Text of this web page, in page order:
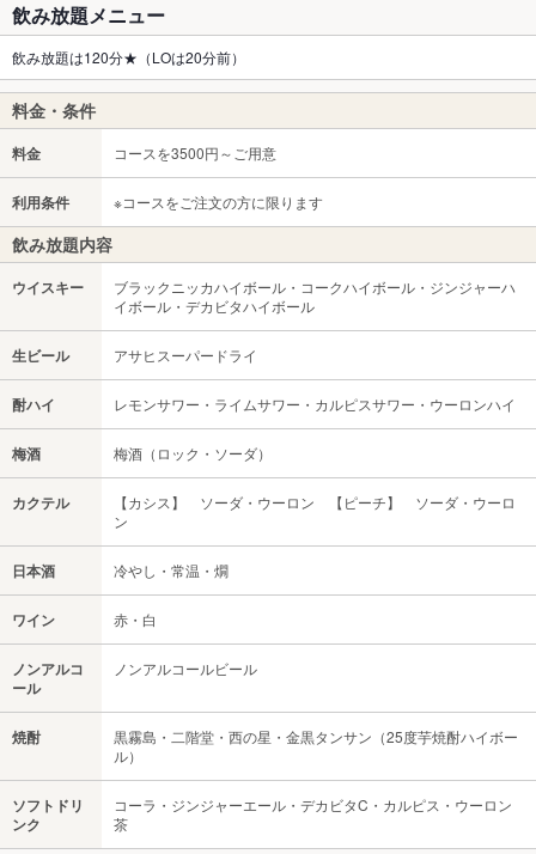
飲み放題メニュー
飲み放題は120分★（LOは20分前）
料金・条件
料金 コースを3500円～ご用意
利用条件 ※コースをご注文の方に限ります
飲み放題内容
ウイスキー
ブラックニッカハイボール・コークハイボール・ジンジャーハ
イボール・デカビタハイボール
生ビール アサヒスーパードライ
酎ハイ レモンサワー・ライムサワー・カルピスサワー・ウーロンハイ
梅酒 梅酒（ロック・ソーダ）
カクテル
【カシス】 ソーダ・ウーロン 【ピーチ】 ソーダ・ウーロ
ン
日本酒 冷やし・常温・燗
ワイン 赤・白
ノンアルコ
ール
ノンアルコールビール
焼酎
黒霧島・二階堂・西の星・金黒タンサン（25度芋焼酎ハイボー
ル）
ソフトドリ
ンク
コーラ・ジンジャーエール・デカビタC・カルピス・ウーロン
茶